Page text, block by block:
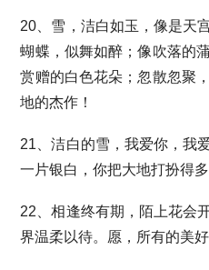
20、雪，洁白如玉，像是天
蝴蝶，似舞如醉；像吹落的
赏赠的白色花朵；忽散忽聚
地的杰作！
21、洁白的雪，我爱你，我
一片银白，你把大地打扮得多
22、相逢终有期，陌上花会
界温柔以待。愿，所有的美